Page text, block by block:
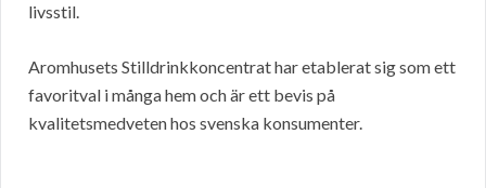
livsstil.
Aromhusets Stilldrinkkoncentrat har etablerat sig som ett
favoritval i många hem och är ett bevis på
kvalitetsmedveten hos svenska konsumenter.